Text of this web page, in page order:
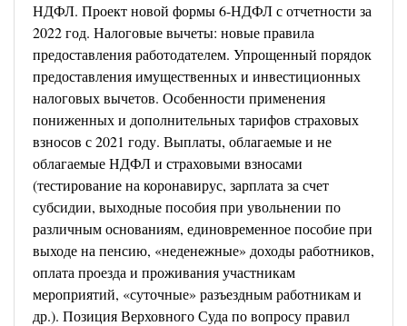
НДФЛ. Проект новой формы 6-НДФЛ с отчетности за
2022 год. Налоговые вычеты: новые правила
предоставления работодателем. Упрощенный порядок
предоставления имущественных и инвестиционных
налоговых вычетов. Особенности применения
пониженных и дополнительных тарифов страховых
взносов с 2021 году. Выплаты, облагаемые и не
облагаемые НДФЛ и страховыми взносами
(тестирование на коронавирус, зарплата за счет
субсидии, выходные пособия при увольнении по
различным основаниям, единовременное пособие при
выходе на пенсию, «неденежные» доходы работников,
оплата проезда и проживания участникам
мероприятий, «суточные» разъездным работникам и
др.). Позиция Верховного Суда по вопросу правил